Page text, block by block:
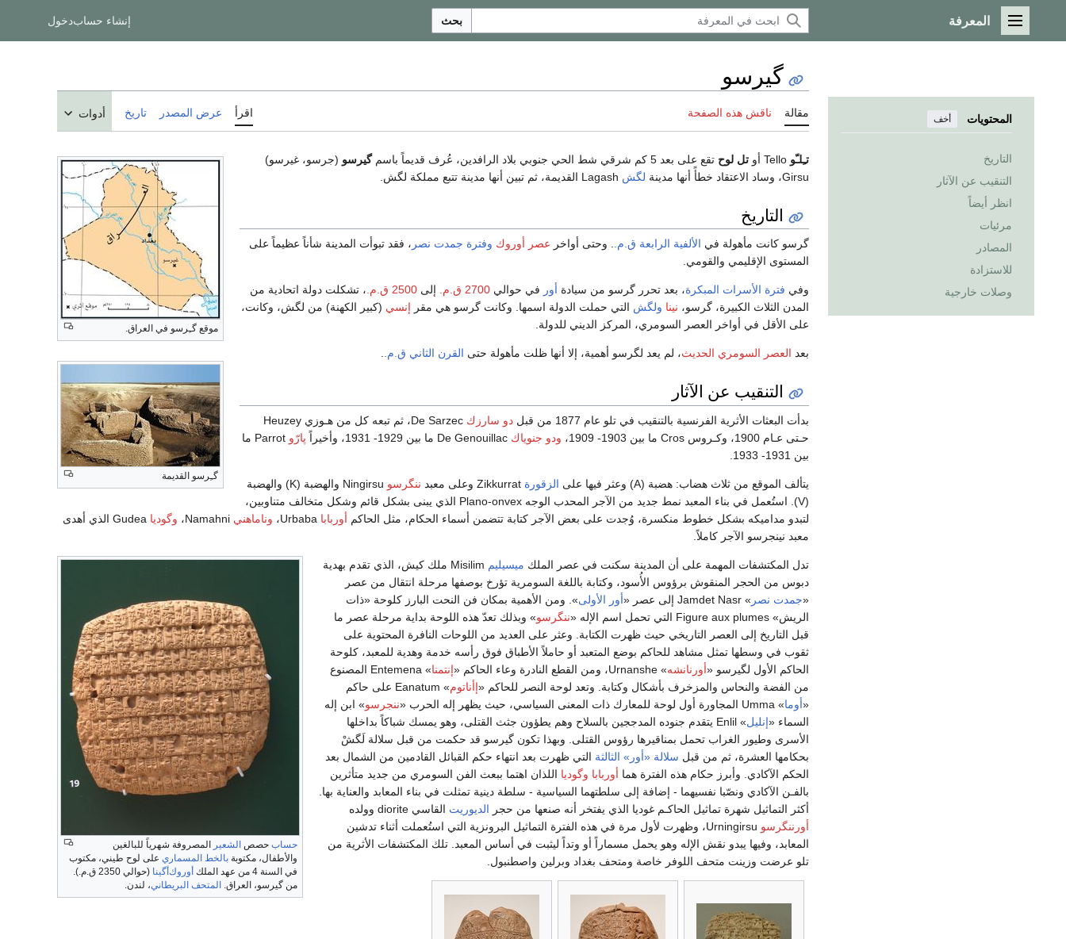
القائمة الرئيسية
المعرفة بحث إنشاء حسابدخول
المحتويات أخف
التاريخ
التنقيب عن الآثار
انظر أيضاً
مرئيات
المصادر
للاستزادة
وصلات خارجية
گيرسو
مقالة ناقش هذه الصفحة اقرأ عرض المصدر تاريخ أدوات
موقع گـِرسو في العراق.
گـِرسو القديمة
تـِلـّو تل لوح تقع على بعد 5 كم شرقي شط الحي جنوبي بلاد الرافدين، عُرف قديماً باسم گيرسو (جرسو، غيرسو)
Girsu، وساد الاعتقاد خطأً أنها مدينة
لگش
التاريخ
گرسو كانت مأهولة في الألفية الرابعة ق.م.. وحتى أواخر عصر أوروك وفترة جمدت نصر ، فقد تبوأت المدينة شأناً عظيماً على
المستوى الإقليمي والقومي.
وفي فترة الأسرات المبكرة، بعد تحرر گرسو من سيادة أور في حوالي 2700 ق.م. إلى 2500 ق.م.
، تشكلت دولة اتحادية من
المدن الثلاث الكبيرة، گرسو، نينا ولگش التي حملت الدولة اسمها. وكانت گرسو هي مقر إنسي (كبير الكهنة) من لگش، وكانت،
على الأقل في أواخر العصر السومري، المركز الديني للدولة.
بعد العصر السومري الحديث، لم يعد لگرسو أهمية، إلا أنها ظلت مأهولة حتى القرن الثاني ق.م..
التنقيب عن الآثار
بدأت البعثات الأثرية الفرنسية بالتنقيب في تلو عام 1877 من قبل دو سارزك
De Sarzec، ثم تبعه كل من هـوزي Heuzey
حـتى عـام 1900، وكـروس Cros ما بين 1903- 1909،
ودو جنوياك پارّو
Parrot ما
بين 1931- 1933.
يتألف الموقع من ثلاث هضاب: هضبة (A) وعثر فيها على الزقورة ننگرسو
Ningirsu والهضبة (K) والهضبة
(V). استُعمل في بناء المعبد نمط جديد من الآجر المحدب الوجه Plano-onvex الذي يبنى بشكل قائم وشكل متخالف متناوبين،
لتبدو مداميكه بشكل خطوط منكسرة، وُجدت على بعض الآجر كتابة تتضمن أسماء الحكام، مثل الحاكم أوربابا وناماهني وگوديا
Gudea الذي أهدى
معبد نينجرسو الآجر كاملاً.
حساب حصص الشعير المصروفة شهرياً للبالغين
والأطفال، مكتوبة بالخط المسماري على لوح طيني، مكتوب
في السنة 4 من عهد الملك
أوروك‌أگينا
(حوالي 2350 ق.م.).
من گيرسو، العراق. المتحف البريطاني، لندن.
تدل المكتشفات المهمة على أن المدينة سكنت في عصر الملك ميسيليم
Misilim ملك كيش، الذي تقدم بهدية
دبوس من الحجر المنقوش برؤوس الأُسود، وكتابة باللغة السومرية تؤرخ بوصفها مرحلة انتقال من عصر
«جمدت نصر » Jamdet Nasr إلى عصر « أور الأولى». ومن الأهمية بمكان فن النحت البارز كلوحة «ذات
الريش» Figure aux plumes التي تحمل اسم الإله «
ننگرسو» وبذلك تعدّ هذه اللوحة بداية مرحلة عصر ما
قبل التاريخ إلى العصر التاريخي حيث ظهرت الكتابة. وعثر على العديد من اللوحات النافرة المحتوية على
ثقوب في وسطها تمثل مشاهد للحاكم بوضع المتعبد أو حاملاً الأطباق فوق رأسه خدمة وهدية للمعبد، كلوحة
الحاكم الأول لگيرسو «أورنانشه» Urnanshe، ومن القطع النادرة وعاء الحاكم « إنتمنا
» Entemena المصنوع
من الفضة والنحاس والمزخرف بأشكال وكتابة. وتعد لوحة النصر للحاكم «إأناتوم
» Eanatum على حاكم
«أوما» Umma المجاورة أول لوحة للمعارك ذات المعنى السياسي، حيث يظهر إله الحرب « ننجرسو» ابن إله
السماء «إنليل
» Enlil يتقدم جنوده المدججين بالسلاح وهم يطؤون جثث القتلى، وهو يمسك شباكاً بداخلها
الأسرى وطيور الغراب تحمل بمناقيرها رؤوس القتلى. وبهذا تكون گيرسو قد حكمت من قبل سلالة لَگشْ
بحكامها العشرة، ثم من قبل سلالة «أور» الثالثة التي ظهرت بعد انتهاء حكم القبائل القادمين من الشمال بعد
الحكم الآكادي. وأبرز حكام هذه الفترة هما أوربابا وگوديا اللذان اهتما ببعث الفن السومري من جديد متأثرين
بالفـن الآكادي ونصّبا نفسيهما - إضافة إلى سلطتهما السياسية - سلطة دينية تمثلت في بناء المعابد والعناية بها.
أكثر التماثيل شهرة تماثيل الحاكـم غوديا الذي يفتخر أنه صنعها من حجر الديوريت القاسي diorite وولده
أورننگرسو
Urningirsu، وظهرت لأول مرة في هذه الفترة التماثيل البرونزية التي استُعملت أثناء تدشين
المعابد، وفيها يبدو نقش الإله وهو يحمل مسماراً أو وتداً ليثبت في أساس المعبد. تلك المكتشفات الأثرية من
تلو عرضت وزينت متحف اللوفر خاصة ومتحف بغداد وبرلين واصطنبول.